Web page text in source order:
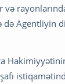
və
də Agentliyin